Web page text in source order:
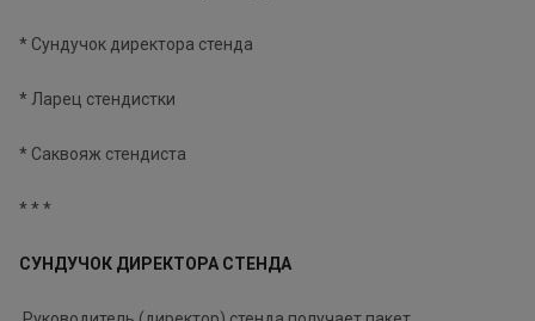
* Сундучок директора стенда
* Ларец стендистки
* Саквояж стендиста
* * *
СУНДУЧОК ДИРЕКТОРА СТЕНДА